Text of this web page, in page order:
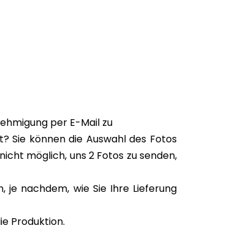
per E-Mail zu
Sie können die Auswahl des Fotos
möglich, uns 2 Fotos zu senden,
je nachdem, wie Sie Ihre Lieferung
Produktion.